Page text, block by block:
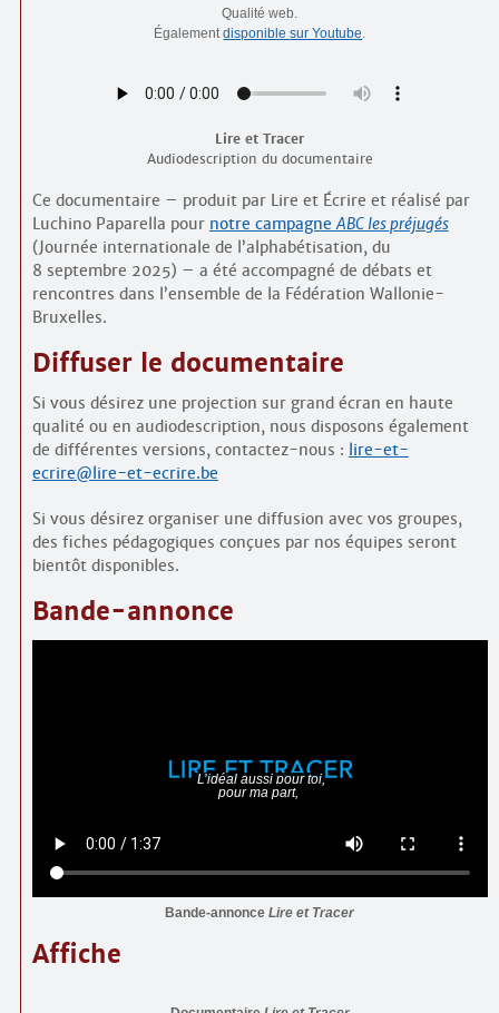
Qualité web.
Égalementdisponible sur Youtube.
Lire et Tracer
Audiodescription du documentaire
Ce documentaire – produit par Lire et Écrire et réalisé par
Luchino Paparella pour notre campagneABC les préjugés
(Journée internationale de l’alphabétisation, du
8 septembre 2025) – a été accompagné de débats et
rencontres dans l’ensemble de la Fédération Wallonie-
Bruxelles.
Diffuser le documentaire
Si vous désirez une projection sur grand écran en haute
qualité ou en audiodescription, nous disposons également
de différentes versions, contactez-nous : lire-et-
ecrire@lire-et-ecrire.be
Si vous désirez organiser une diffusion avec vos groupes,
des fiches pédagogiques conçues par nos équipes seront
bientôt disponibles.
Bande-annonce
Bande-annonceLire et Tracer
Affiche